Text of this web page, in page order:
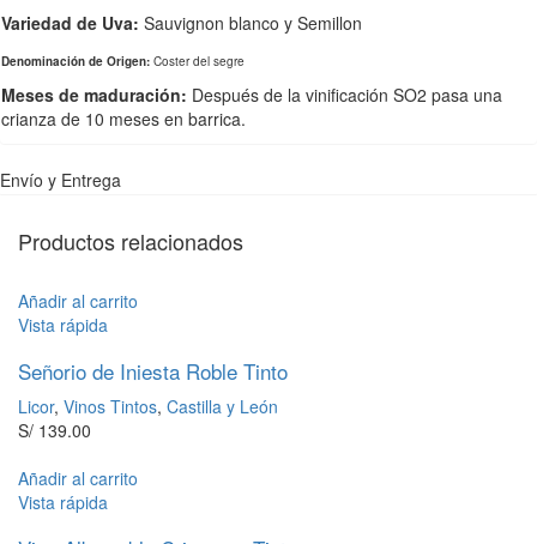
Variedad de Uva: Sauvignon blanco y Semillon
Denominación de Origen: Coster del segre
Meses de maduración: Después de la vinificación SO2 pasa una
crianza de 10 meses en barrica.
Envío y Entrega
Productos relacionados
Añadir al carrito
Vista rápida
Señorio de Iniesta Roble Tinto
Licor, Vinos Tintos, Castilla y León
S/ 139.00
Añadir al carrito
Vista rápida